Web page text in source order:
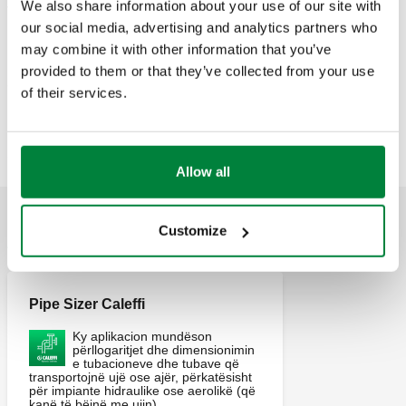
We also share information about your use of our site with
our social media, advertising and analytics partners who
may combine it with other information that you’ve
provided to them or that they’ve collected from your use
of their services.
Allow all
Customize
Teksti i tenderit Shfaq Kopjo
CALEFFI, 209000. Kapuç kundër vjedhjes me i sigurt nga
ndërhyrjet, për përdorim në vende publike. Për t'u përdorur
me çelësin e posaçëm Allen me kod 209001. Lustër: e
SCIP code
46723c83-d061-4e11-bd76-
Pipe Sizer Caleffi
Ky aplikacion mundëson
përllogaritjet dhe dimensionimin
e tubacioneve dhe tubave që
transportojnë ujë ose ajër, përkatësisht
për impiante hidraulike ose aerolikë (që